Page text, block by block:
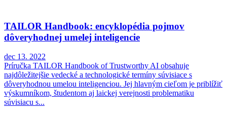
TAILOR Handbook: encyklopédia pojmov
dôveryhodnej umelej inteligencie
dec 13. 2022
Príručka TAILOR Handbook of Trustworthy AI obsahuje
najdôležitejšie vedecké a technologické termíny súvisiace s
dôveryhodnou umelou inteligenciou. Jej hlavným cieľom je priblížiť
výskumníkom, študentom aj laickej verejnosti problematiku
súvisiacu s...